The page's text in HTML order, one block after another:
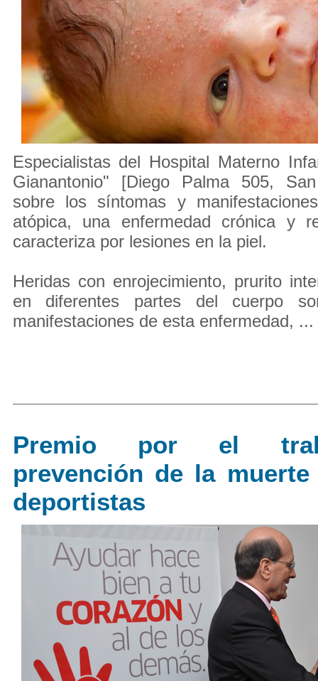
Especialistas del Hospital Materno
Gianantonio" [Diego Palma 505,
sobre los síntomas y
atópica, una enfermedad crónica y
caracteriza por lesiones en la piel.
Heridas con enrojecimiento, prurito
en diferentes partes del cuerpo
manifestaciones de esta enfermedad, ...
Premio por el
prevención de la
deportistas